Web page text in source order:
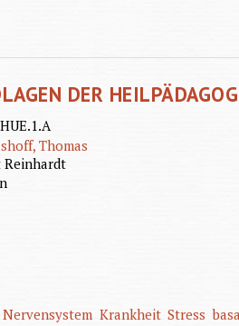
DER
Thomas
Reinhardt
Krankheit Stress